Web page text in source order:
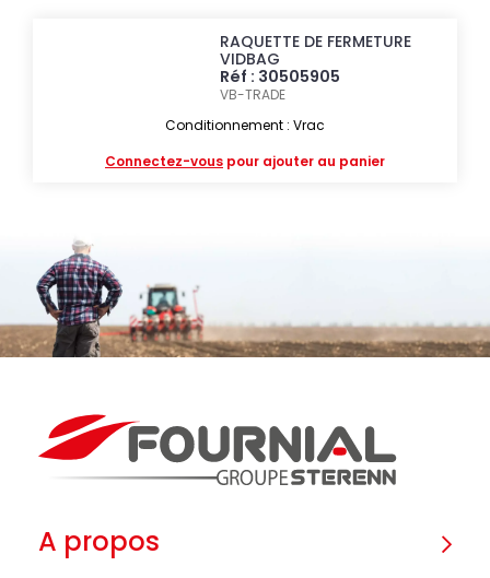
RAQUETTE DE FERMETURE
VIDBAG
Réf : 30505905
VB-TRADE
Conditionnement : Vrac
Connectez-vous pour ajouter au panier
A propos